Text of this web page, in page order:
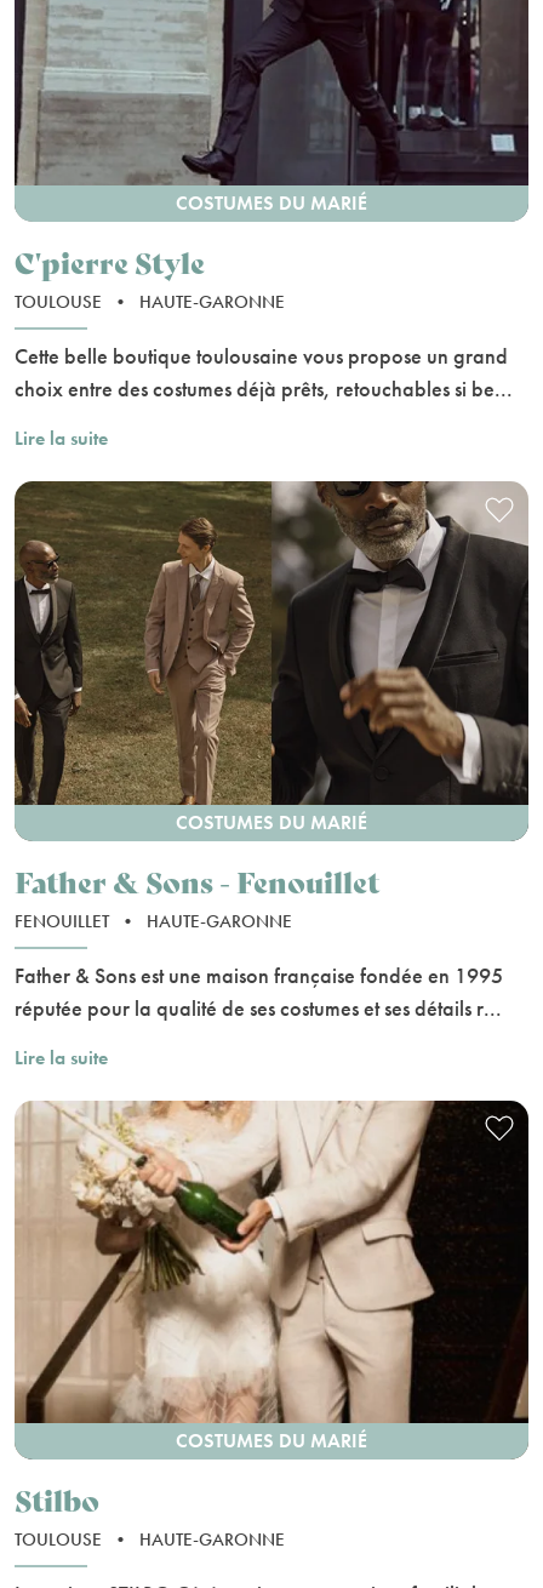
COSTUMES DU MARIÉ
C'pierre Style
TOULOUSE • HAUTE-GARONNE
Cette belle boutique toulousaine vous propose un grand
choix entre des costumes déjà prêts, retouchables si be...
Lire la suite
COSTUMES DU MARIÉ
Father & Sons - Fenouillet
FENOUILLET • HAUTE-GARONNE
Father & Sons est une maison française fondée en 1995
réputée pour la qualité de ses costumes et ses détails r...
Lire la suite
COSTUMES DU MARIÉ
Stilbo
TOULOUSE • HAUTE-GARONNE